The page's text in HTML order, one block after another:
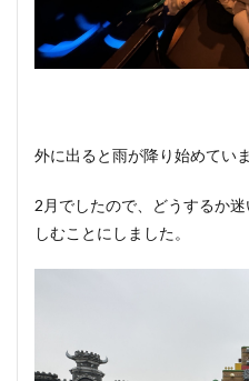
外に出ると雨が降り始めていま
2月でしたので、どうするか
しむことにしました。